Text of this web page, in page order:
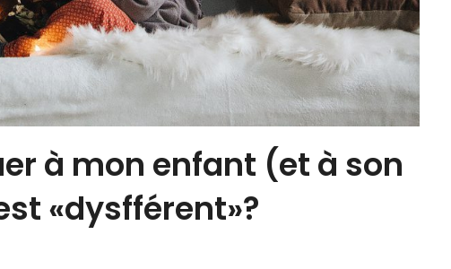
à mon enfant (et à son
«dysfférent»?